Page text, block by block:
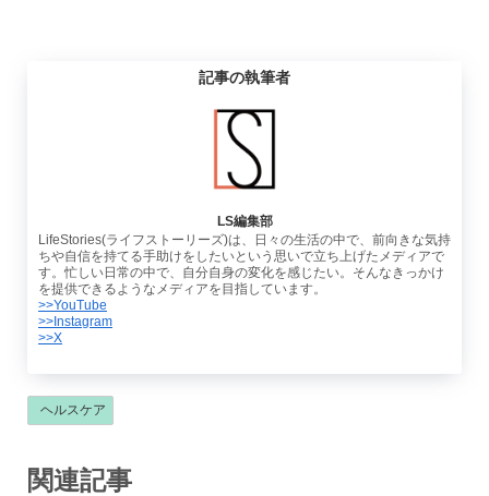
記事の執筆者
LS編集部
LifeStories(ライフストーリーズ)は、日々の生活の中で、前向きな気持
ちや自信を持てる手助けをしたいという思いで立ち上げたメディアで
す。忙しい日常の中で、自分自身の変化を感じたい。そんなきっかけ
を提供できるようなメディアを目指しています。
>>YouTube
>>Instagram
>>X
ヘルスケア
関連記事